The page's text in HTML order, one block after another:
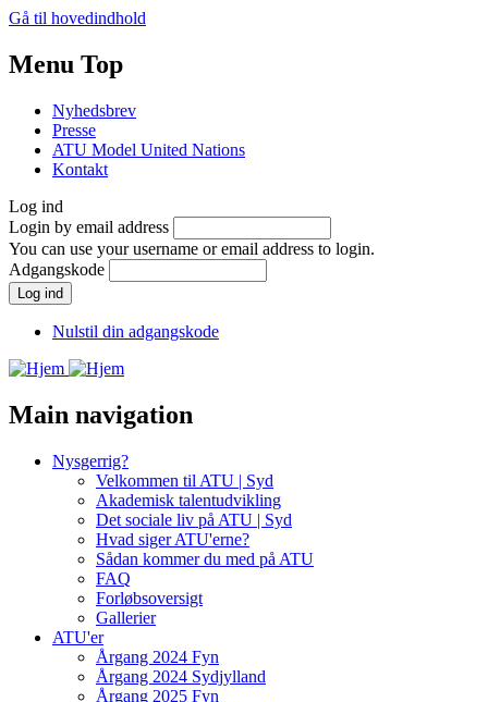
Gå til hovedindhold
Menu Top
Nyhedsbrev
Presse
ATU Model United Nations
Kontakt
Log ind
Login by email address
You can use your username or email address to login.
Adgangskode
Nulstil din adgangskode
Main navigation
Nysgerrig?
Velkommen til ATU | Syd
Akademisk talentudvikling
Det sociale liv på ATU | Syd
Hvad siger ATU'erne?
Sådan kommer du med på ATU
FAQ
Forløbsoversigt
Gallerier
ATU'er
Årgang 2024 Fyn
Årgang 2024 Sydjylland
Årgang 2025 Fyn